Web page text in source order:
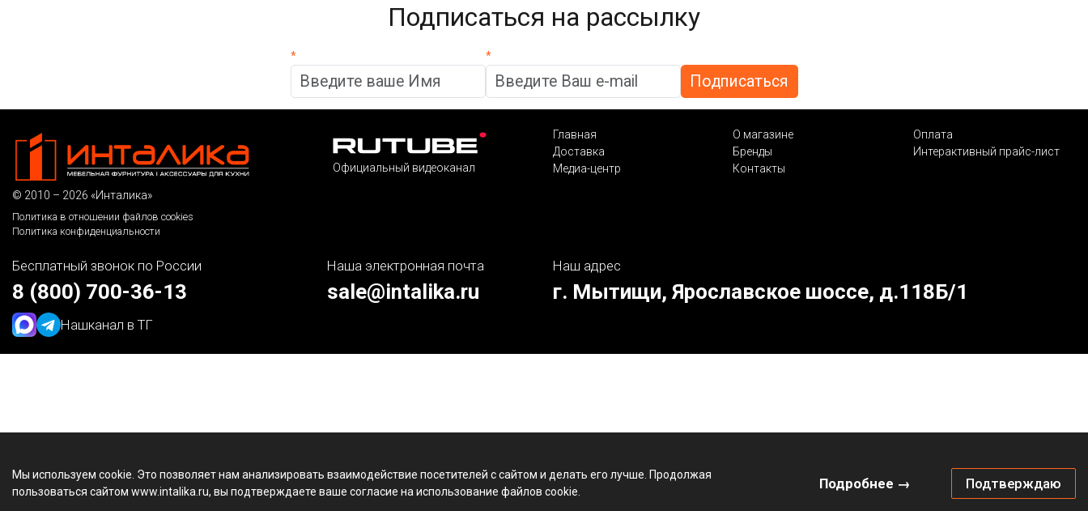
Подписаться на рассылку
* *
Мы используем cookie. Это позволяет нам анализировать взаимодействие посетителей с сайтом и делать его лучше. Продолжая
пользоваться сайтом www.intalika.ru, вы подтверждаете ваше согласие на использование файлов cookie.
Подробнее → Подтверждаю
© 2010 – 2026 «Инталика»
Политика в отношении файлов cookies
Политика конфиденциальности
Официальный видеоканал
Главная О магазине
Оплата
Доставка
Бренды
Интерактивный прайс-лист
Медиа-центр
Контакты
Бесплатный звонок по России
8 (800) 700-36-13
Нашканал в ТГ
Наша электронная почта
sale@intalika.ru
Наш адрес
г. Мытищи, Ярославское шоссе, д.118Б/1